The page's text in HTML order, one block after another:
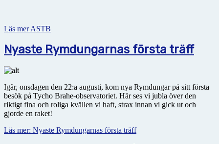
Läs mer ASTB
Nyaste Rymdungarnas första träff
Igår, onsdagen den 22:a augusti, kom nya Rymdungar på sitt första
besök på Tycho Brahe-observatoriet. Här ses vi jubla över den
riktigt fina och roliga kvällen vi haft, strax innan vi gick ut och
gjorde en raket!
Läs mer: Nyaste Rymdungarnas första träff